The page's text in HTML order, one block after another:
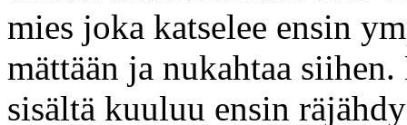
mies joka katselee ensin
mättään ja nukahtaa
sisältä kuuluu ensin